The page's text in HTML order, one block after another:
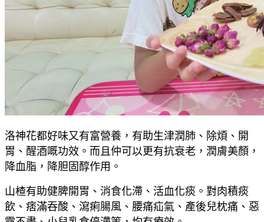
洛神花都好味又有富營養，有助生津潤肺、除煩、開
胃、醒酒嘅功效。而且仲可以更有抗衰老，潤膚美顏，
降血脂，降胆固醇作用。
山楂有助健脾開胃、消食化滯、活血化痰。對肉積痰
飲、痞滿吞酸、瀉痢腸風、腰痛疝氣、產後兒枕痛、惡